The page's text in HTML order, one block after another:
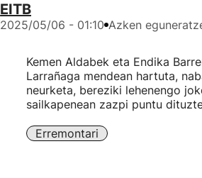
EITB
2025/05/06 - 01:10 Azken
Kemen Aldabek eta Endika
Larrañaga mendean hartuta,
neurketa, bereziki lehenengo
sailkapenean zazpi puntu
Erremontari